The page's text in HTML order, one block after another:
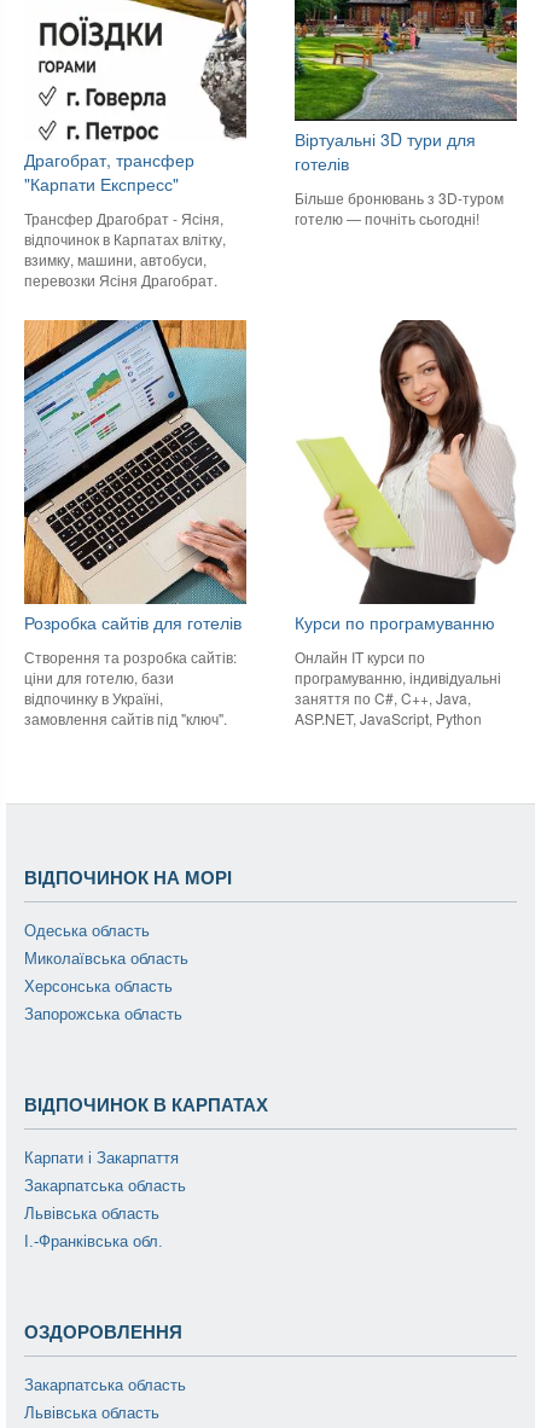
Драгобрат, трансфер
"Карпати Експресс"
Трансфер Драгобрат - Ясіня,
відпочинок в Карпатах влітку,
взимку, машини, автобуси,
перевозки Ясіня Драгобрат.
Віртуальні 3D тури для
готелів
Більше бронювань з 3D-туром
готелю — почніть сьогодні!
Розробка сайтів для готелів
Створення та розробка сайтів:
ціни для готелю, бази
відпочинку в Україні,
замовлення сайтів під "ключ".
Курси по програмуванню
Онлайн IT курси по
програмуванню, індивідуальні
заняття по C#, C++, Java,
ASP.NET, JavaScript, Python
ВІДПОЧИНОК НА МОРІ
Одеська область
Миколаївська область
Херсонська область
Запорожська область
ВІДПОЧИНОК В КАРПАТАХ
Карпати і Закарпаття
Закарпатська область
Львівська область
І.-Франківська обл.
ОЗДОРОВЛЕННЯ
Закарпатська область
Львівська область